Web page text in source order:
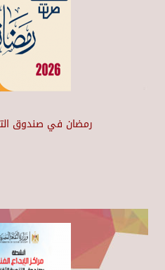
رمضان في صندوق